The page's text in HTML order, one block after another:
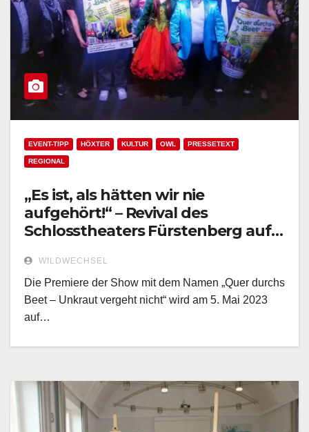
EVENT-TIPP HÖXTER KULTUR OWL PRESSETEXT
REGIONAL
„Es ist, als hätten wir nie
aufgehört!“ – Revival des
Schlosstheaters Fürstenberg auf
WILDWECHSEL
Die Premiere der Show mit dem Namen „Quer durchs
Beet – Unkraut vergeht nicht“ wird am 5. Mai 2023
auf…